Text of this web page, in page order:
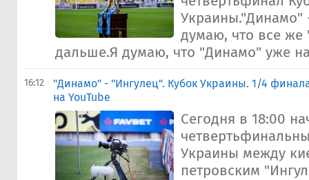
Украины."Динамо"
думаю, что все
дальше.Я думаю, что "Динамо" уже
16:12
"Динамо" - "Ингулец". Кубок Украины. 1/4
на YouTube
Сегодня в 18:00
Украины между
петровским